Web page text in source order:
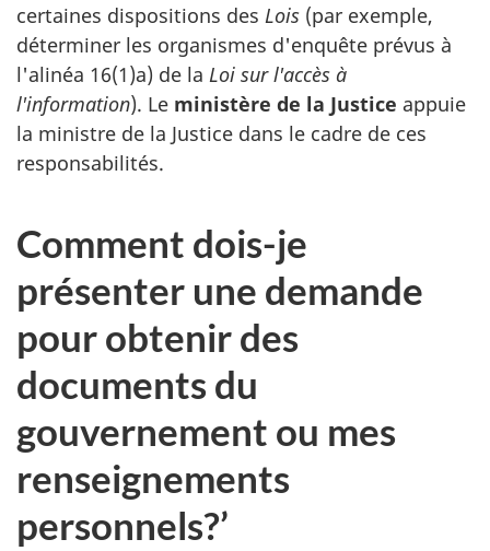
certaines dispositions des Lois (par exemple,
déterminer les organismes d'enquête prévus à
l'alinéa 16(1)a) de la Loi sur l'accès à
l'information). Le ministère de la Justice appuie
la ministre de la Justice dans le cadre de ces
responsabilités.
Comment dois-je
présenter une demande
pour obtenir des
documents du
gouvernement ou mes
renseignements
personnels?’